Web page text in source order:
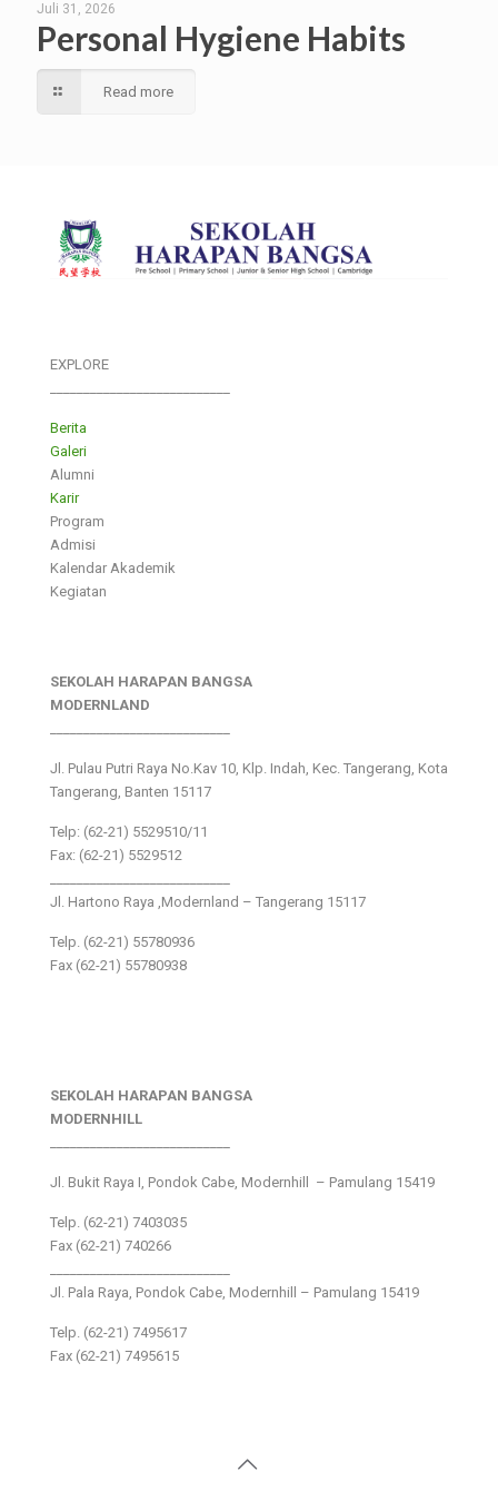
Juli 31, 2026
Personal Hygiene Habits
Read more
EXPLORE
Berita
Galeri
Alumni
Karir
Program
Admisi
Kalendar Akademik
Kegiatan
SEKOLAH HARAPAN BANGSA
MODERNLAND
Jl. Pulau Putri Raya No.Kav 10, Klp. Indah, Kec. Tangerang, Kota
Tangerang, Banten 15117
Telp: (62-21) 5529510/11
Fax: (62-21) 5529512
Jl. Hartono Raya ,Modernland – Tangerang 15117
Telp. (62-21) 55780936
Fax (62-21) 55780938
SEKOLAH HARAPAN BANGSA
MODERNHILL
Jl. Bukit Raya I, Pondok Cabe, Modernhill – Pamulang 15419
Telp. (62-21) 7403035
Fax (62-21) 740266
Jl. Pala Raya, Pondok Cabe, Modernhill – Pamulang 15419
Telp. (62-21) 7495617
Fax (62-21) 7495615